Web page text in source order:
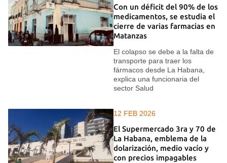
Con un déficit del 90% de los
medicamentos, se estudia el
cierre de varias farmacias en
Matanzas
El colapso se debe a la falta de
transporte para traer los
fármacos desde La Habana,
explica una funcionaria del
sector Salud
12 FEB 2026
El Supermercado 3ra y 70 de
La Habana, emblema de la
dolarización, medio vacío y
con precios impagables